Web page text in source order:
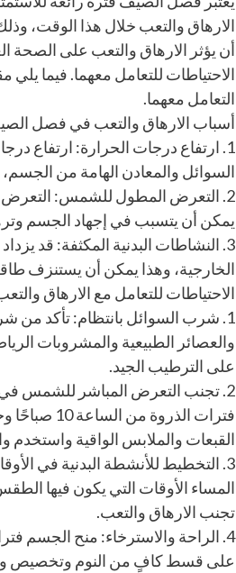
الارهاق والتعب خلال هذا الوقت،
أن يؤثر الارهاق والتعب على الصحة
الاحتياطات للتعامل معهما. فيما
التعامل معهما.
أسباب الارهاق والتعب في فصل
1. ارتفاع درجات الحرارة:
السوائل والمعادن الهامة من
يمكن أن يتسبب في إجهاد الجسم
3. النشاطات البدنية المكثفة: قد
الخارجية، وهذا يمكن أن يستنزف
الاحتياطات للتعامل مع الارهاق
1. شرب السوائل بانتظام: تأكد من
والعصائر الطبيعية والمشروبات
على الترطيب الجيد.
2. تجنب التعرض المباشر للشمس
القبعات والملابس الواقية
3. التخطيط للأنشطة البدنية في
المساء الأوقات التي يكون فيها
تجنب الارهاق والتعب.
4. الراحة والاسترخاء: منح الجسم
على قسط كافٍ من النوم وتخصيص وقت